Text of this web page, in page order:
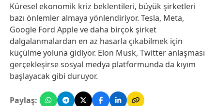
Küresel ekonomik kriz beklentileri, büyük şirketleri
bazı önlemler almaya yönlendiriyor. Tesla, Meta,
Google Ford Apple ve daha birçok şirket
dalgalanmalardan en az hasarla çıkabilmek için
küçülme yoluna gidiyor. Elon Musk, Twitter anlaşması
gerçekleşirse sosyal medya platformunda da kıyım
başlayacak gibi duruyor.
Paylaş: